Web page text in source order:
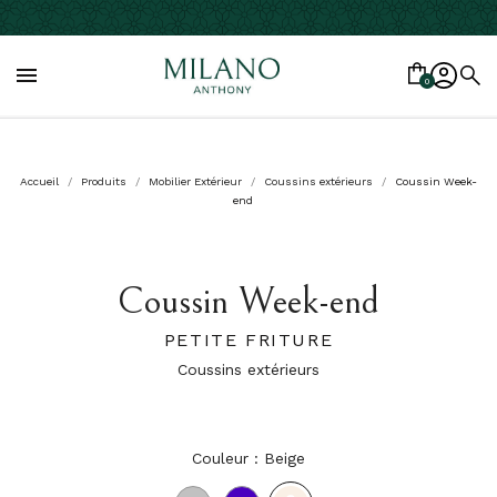
 0
Accueil Produits Mobilier Extérieur Coussins extérieurs
Coussin Week-
end
Coussin Week-end
PETITE FRITURE
Coussins extérieurs
Couleur : Beige